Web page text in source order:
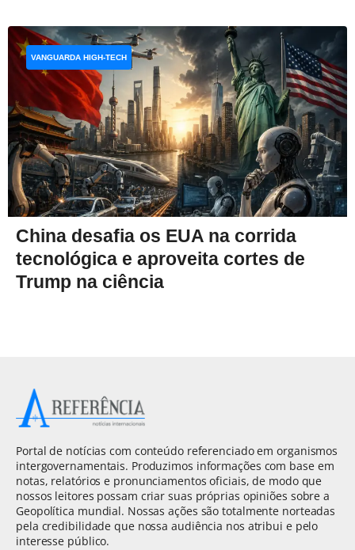
China desafia os EUA na corrida
tecnológica e aproveita cortes de
Trump na ciência
VANGUARDA HIGH-TECH
Portal de notícias com conteúdo referenciado em organismos
intergovernamentais. Produzimos informações com base em
notas, relatórios e pronunciamentos oficiais, de modo que
nossos leitores possam criar suas próprias opiniões sobre a
Geopolítica mundial. Nossas ações são totalmente norteadas
pela credibilidade que nossa audiência nos atribui e pelo
interesse público.